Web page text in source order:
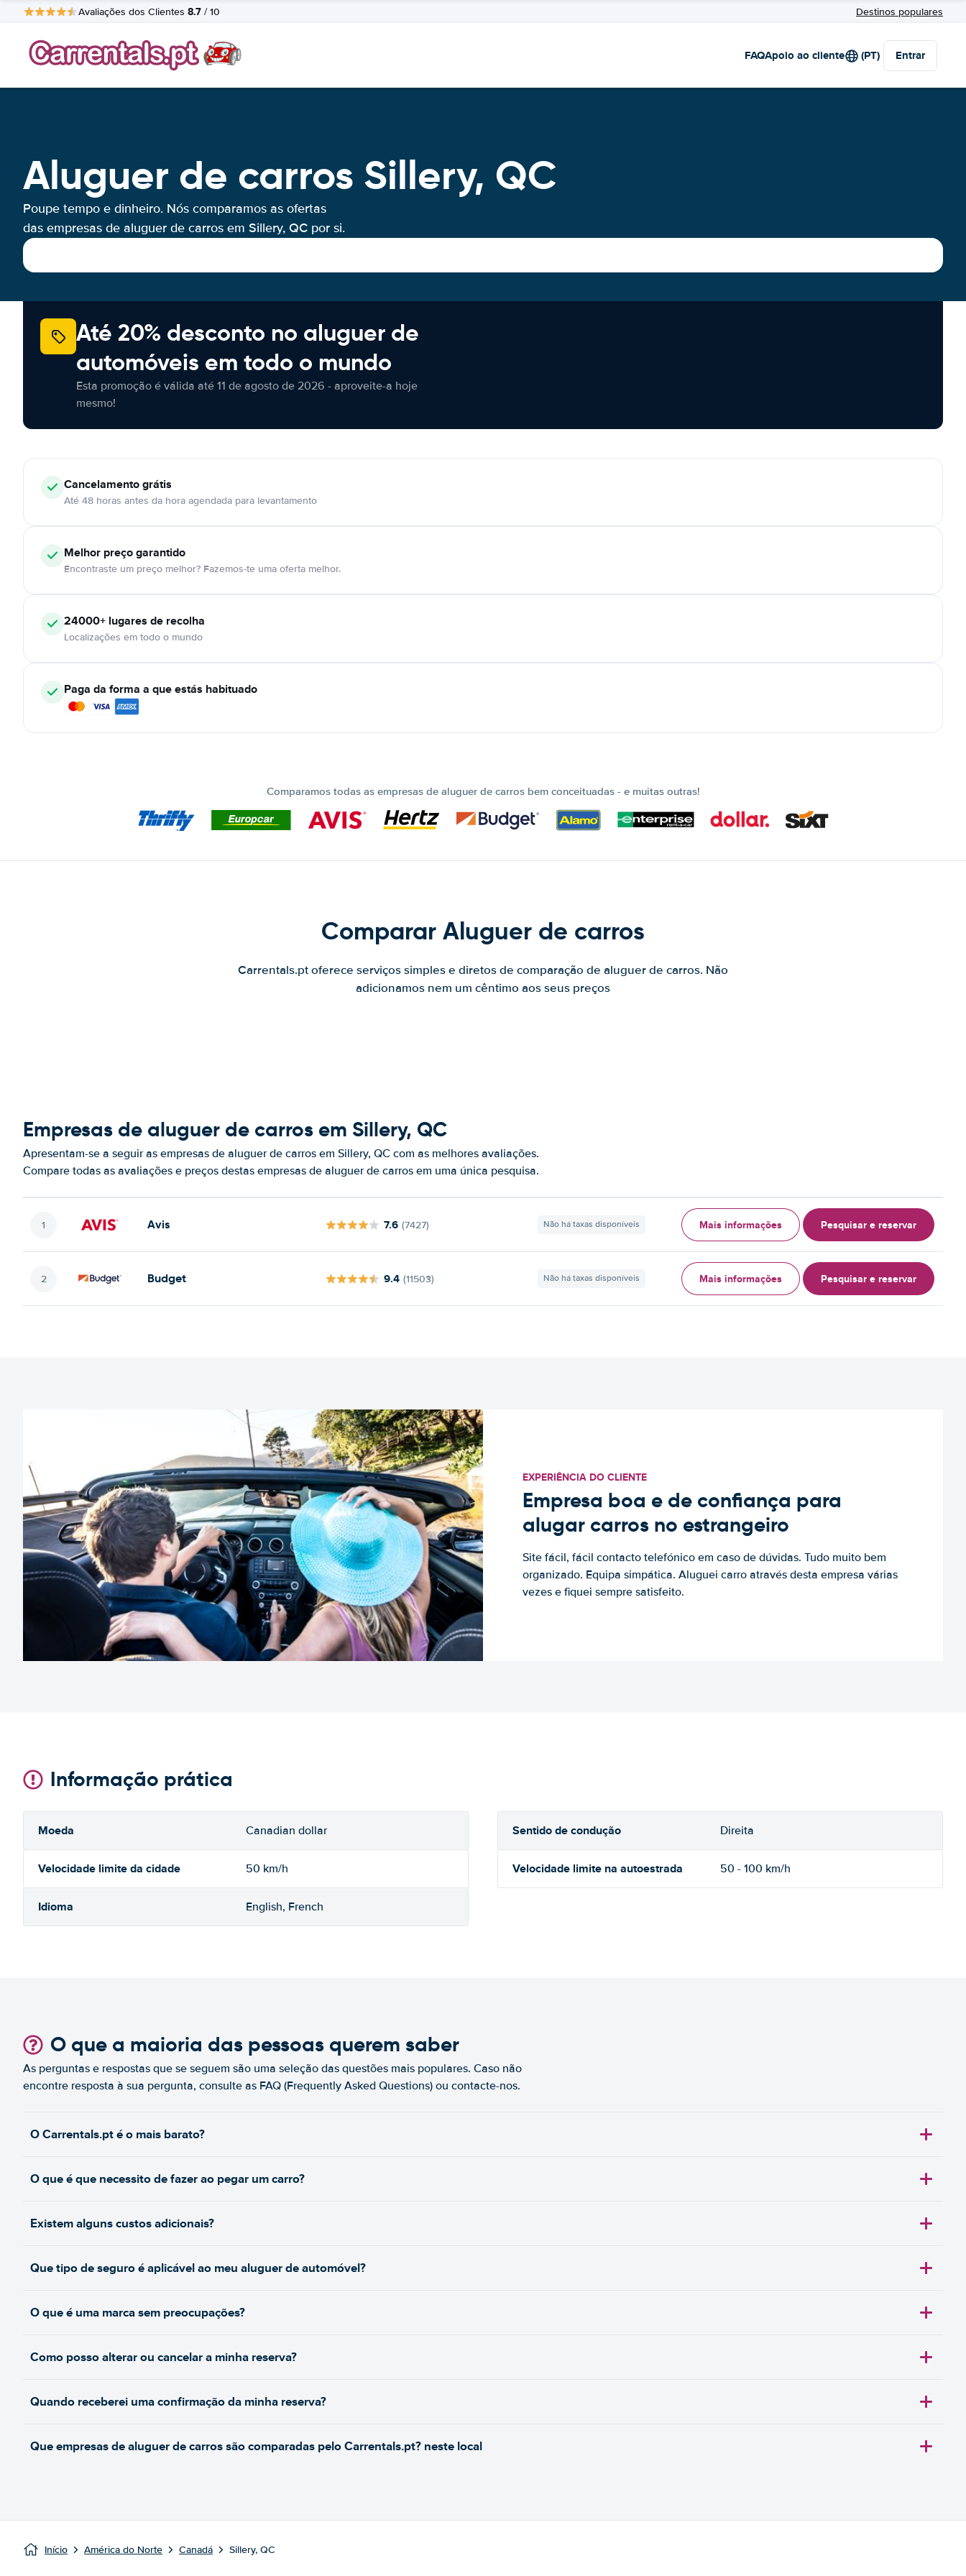
Avaliações dos Clientes 8.7 / 10 Destinos populares
FAQApoio ao cliente (PT) Entrar
Aluguer de carros Sillery, QC
Poupe tempo e dinheiro. Nós comparamos as ofertas
das empresas de aluguer de carros em Sillery, QC por si.
Até 20% desconto no aluguer de
automóveis em todo o mundo
Esta promoção é válida até 11 de agosto de 2026 - aproveite-a hoje
mesmo!
Cancelamentográtis
Até 48 horas antes da hora agendada para levantamento
Melhor preço garantido
Encontraste um preço melhor? Fazemos-te uma oferta melhor.
24000+ lugares de recolha
Localizações em todo o mundo
Paga da forma a que estás habituado
Comparamos todas as empresas de aluguer de carros bem conceituadas - e muitas outras!
Comparar Aluguer de carros
Carrentals.pt oferece serviços simples e diretos de comparação de aluguer de carros. Não
adicionamos nem um cêntimo aos seus preços
Empresas de aluguer de carros em Sillery, QC
Apresentam-se a seguir as empresas de aluguer de carros em Sillery, QC com as melhores avaliações.
Compare todas as avaliações e preços destas empresas de aluguer de carros em uma única pesquisa.
Avis 7.6 (7427) Não há taxas disponíveis Mais informações Pesquisar e reservar
Budget 9.4 (11503) Não há taxas disponíveis Mais informações Pesquisar e reservar
EXPERIÊNCIA DO CLIENTE
Empresa boa e de confiança para
alugar carros no estrangeiro
Site fácil, fácil contacto telefónico em caso de dúvidas. Tudo muito bem
organizado. Equipa simpática. Aluguei carro através desta empresa várias
vezes e fiquei sempre satisfeito.
Informação prática
Moeda Canadian dollar Sentido de condução Direita
Velocidade limite da cidade 50 km/h Velocidade limite na autoestrada 50 - 100 km/h
Idioma English, French
O que a maioria das pessoas querem saber
As perguntas e respostas que se seguem são uma seleção das questões mais populares. Caso não
encontre resposta à sua pergunta, consulte as FAQ (Frequently Asked Questions) ou contacte-nos.
O Carrentals.pt é o mais barato?
O que é que necessito de fazer ao pegar um carro?
Existem alguns custos adicionais?
Que tipo de seguro é aplicável ao meu aluguer de automóvel?
O que é uma marca sem preocupações?
Como posso alterar ou cancelar a minha reserva?
Quando receberei uma confirmação da minha reserva?
Que empresas de aluguer de carros são comparadas pelo Carrentals.pt? neste local
Início América do Norte Canadá Sillery, QC